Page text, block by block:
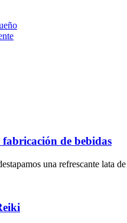
de bebidas
una refrescante lata